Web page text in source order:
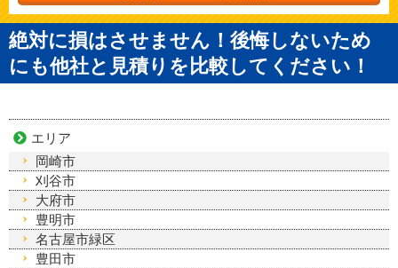
絶対に損はさせません！後悔しないため
にも他社と見積りを比較してください！
エリア
岡崎市
刈谷市
大府市
豊明市
名古屋市緑区
豊田市